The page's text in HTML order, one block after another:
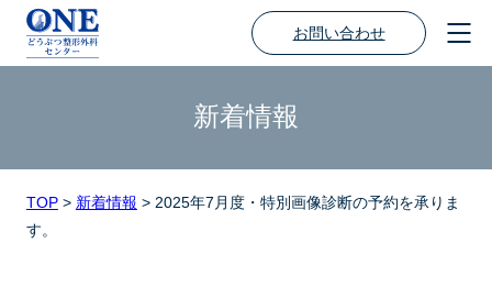
お問い合わせ
新着情報
TOP> 新着情報 > 2025年7月度・特別画像診断の予約を承りま
す。